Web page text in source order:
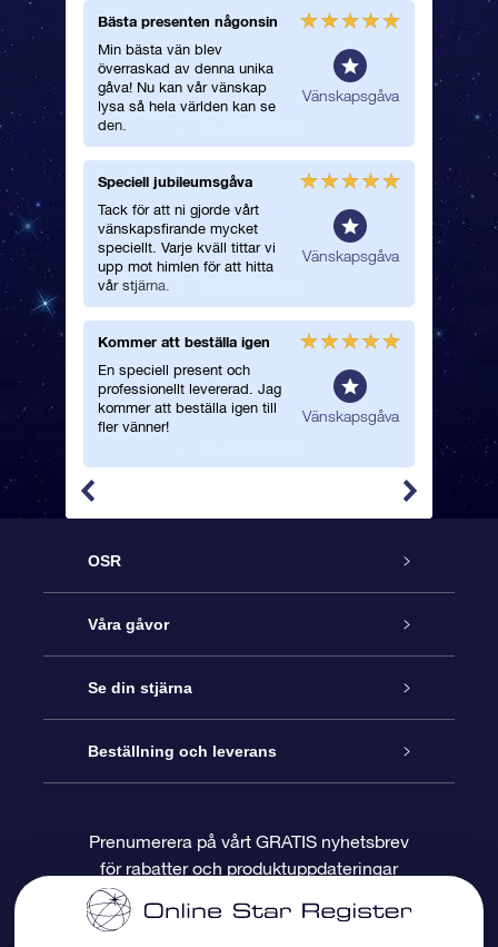
Bästa presenten någonsin
Min bästa vän blev
överraskad av denna unika
gåva! Nu kan vår vänskap
lysa så hela världen kan se
den.
Vänskapsgåva
Speciell jubileumsgåva
Tack för att ni gjorde vårt
vänskapsfirande mycket
speciellt. Varje kväll tittar vi
upp mot himlen för att hitta
vår stjärna.
Vänskapsgåva
Kommer att beställa igen
En speciell present och
professionellt levererad. Jag
kommer att beställa igen till
fler vänner!
Vänskapsgåva
vän
var
En
En
en
Perfekt
Jag
vår
OSR
Kundtjänst
Kontakta oss
Blogg
Recensioner
Våra gåvor
Online-Stjärngåva
OSR Gåvopaket
OSR Presentkort
Företagspresenter
Se din stjärna
Stjärnregiste
Personlig Stjärnsida
One Million Stars
Beställning och leverans
Betalningsinformation
Prenumerera på vårt GRATIS nyhetsbrev
för rabatter och produktuppdateringar